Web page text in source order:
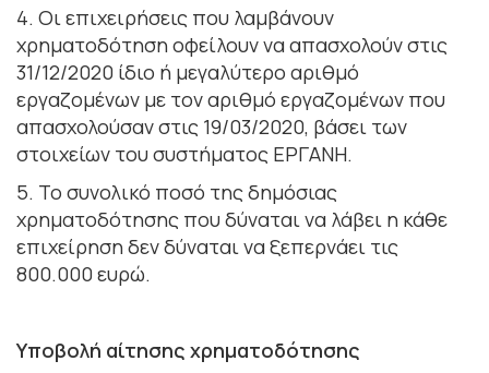
4. Οι επιχειρήσεις που λαμβάνουν
χρηματοδότηση οφείλουν να απασχολούν στις
31/12/2020 ίδιο ή μεγαλύτερο αριθμό
εργαζομένων με τον αριθμό εργαζομένων που
απασχολούσαν στις 19/03/2020, βάσει των
στοιχείων του συστήματος ΕΡΓΑΝΗ.
5. Το συνολικό ποσό της δημόσιας
χρηματοδότησης που δύναται να λάβει η κάθε
επιχείρηση δεν δύναται να ξεπερνάει τις
800.000 ευρώ.
Υποβολή αίτησης χρηματοδότησης